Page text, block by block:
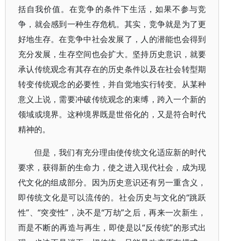
括自我价值。在竞争的条件下生活，如果不参与竞
争，就会感到一种生存危机。其实，竞争就是为了更
好地生存。在竞争中社会发展了，人的潜能也会得到
充分发展，生存空间也会扩大。坚持历史意识，就要
承认传统观念有其存在的历史条件以及在社会转型期
转变传统观念的必要性，并自觉地实行转变。从某种
意义上说，需要冲破传统观念的束缚，跨入一个新的
领域或境界。这种境界既是世俗化的，又是符合时代
精神的。
但是，我们有充分理由使传统文化适应新的时代
要求，获得新的生命力，使之进入现代社会，成为现
代文化的组成部分。因为历史意识还有另一重含义，
即传统文化是可以流传的。社会历史与文化的“跳跃
性”、“突变性”，决不是“万劫”之后，再来一次新生，
而是不断的再造与再生，即使是以“反传统”的形式出